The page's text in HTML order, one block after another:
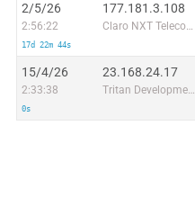
2/5/26
2:56:22
17d 22m 44s
177.181.3.108
Claro NXT Telecomunicacoes Ltda
15/4/26
2:33:38
0s
23.168.24.17
Tritan Development